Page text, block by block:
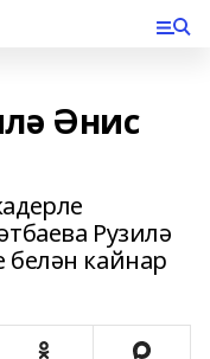
Әнис
Рузилә
кайнар